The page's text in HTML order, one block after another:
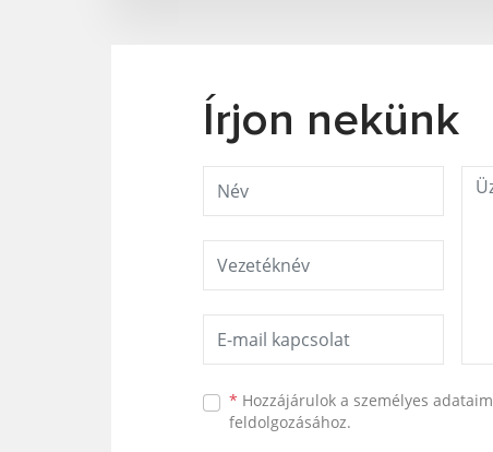
Írjon nekünk
* Hozzájárulok a személyes adataim
feldolgozásához.